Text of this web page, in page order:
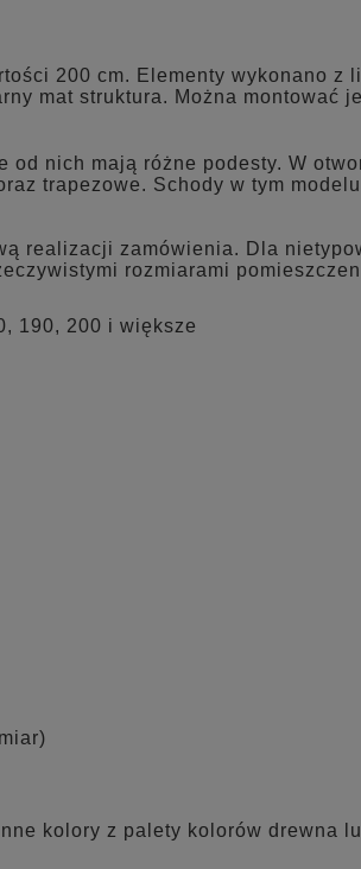
200 cm. Elementy wykonano z
mat struktura. Można montować
nich mają różne podesty. W
trapezowe. Schody w tym
realizacji zamówienia. Dla
rozmiarami
190, 200 i większe
kolory z palety kolorów drewna